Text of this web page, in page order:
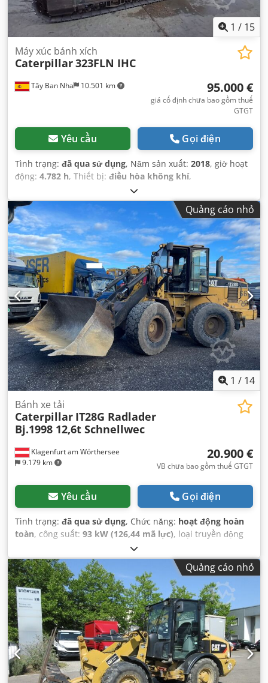
1 / 15
Tây Ban Nha 10.501 km
Máy xúc bánh xích
Caterpillar323FLN IHC
95.000 €
giá cố định chưa bao gồm thuế
GTGT
Yêu cầu Gọi điện
Tình trạng: đã qua sử dụng, Năm sản xuất: 2018, giờ hoạt
động: 4.782 h, Thiết bị: điều hòa không khí,
Quảng cáo nhỏ
1 / 14
Klagenfurt am Wörthersee
9.179 km
Bánh xe tải
Caterpillar IT28G Radlader
Bj.1998 12,6t Schnellwec
20.900 €
VB chưa bao gồm thuế GTGT
Yêu cầu Gọi điện
Tình trạng: đã qua sử dụng, Chức năng: hoạt động hoàn
toàn, công suất: 93 kW (126,44 mã lực), loại truyền động
, loại nhiên liệu:
không tải:12.600 kg, trọng lượng vận hành:12.600 kg, cấu
hình trục:4x4, đăng ký lần đầu:10/1998 , Năm sản xuất:
1998, giờ hoạt động:17.762 h, nhiên liệu:diesel, Thiết bị:
càng nâng pallet, dẫn động bốn bánh,
Quảng cáo nhỏ